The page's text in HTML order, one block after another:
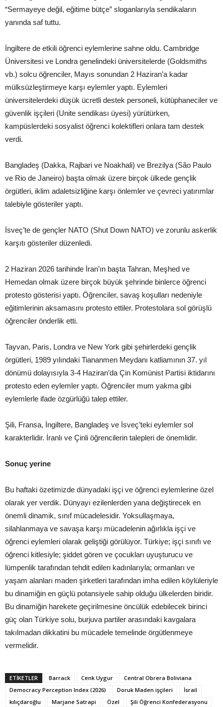
“Sermayeye değil, eğitime bütçe” sloganlarıyla sendikaların
yanında saf tuttu.
İngiltere de etkili öğrenci eylemlerine sahne oldu. Cambridge
Üniversitesi ve Londra genelindeki üniversitelerde (Goldsmiths
vb.) solcu öğrenciler, Mayıs sonundan 2 Haziran’a kadar
mülksüzleştirmeye karşı eylemler yaptı. Eylemleri
üniversitelerdeki düşük ücretli destek personeli, kütüphaneciler ve
güvenlik işçileri (Unite sendikası üyesi) yürütürken,
kampüslerdeki sosyalist öğrenci kolektifleri onlara tam destek
verdi.
Bangladeş (Dakka, Rajbari ve Noakhali) ve Brezilya (São Paulo
ve Rio de Janeiro) başta olmak üzere birçok ülkede gençlik
örgütleri, iklim adaletsizliğine karşı önlemler ve çevreci yatırımlar
talebiyle gösteriler yaptı.
İsveç’te de gençler NATO (Shut Down NATO) ve zorunlu askerlik
karşıtı gösteriler düzenledi.
2 Haziran 2026 tarihinde İran’ın başta Tahran, Meşhed ve
Hemedan olmak üzere birçok büyük şehrinde binlerce öğrenci
protesto gösterisi yaptı. Öğrenciler, savaş koşulları nedeniyle
eğitimlerinin aksamasını protesto ettiler. Protestolara sol görüşlü
öğrenciler önderlik etti.
Tayvan, Paris, Londra ve New York gibi şehirlerdeki gençlik
örgütleri, 1989 yılındaki Tiananmen Meydanı katliamının 37. yıl
dönümü dolayısıyla 3-4 Haziran’da Çin Komünist Partisi iktidarını
protesto eden eylemler yaptı. Öğrenciler mum yakma gibi
eylemlerle ifade özgürlüğü talep ettiler.
Şili, Fransa, İngiltere, Bangladeş ve İsveç’teki eylemler sol
karakterlidir. İranlı ve Çinli öğrencilerin talepleri de önemlidir.
Sonuç yerine
Bu haftaki özetimizde dünyadaki işçi ve öğrenci eylemlerine özel
olarak yer verdik. Dünyayı ezilenlerden yana değiştirecek en
önemli dinamik, sınıf mücadelesidir. Yoksullaşmaya,
silahlanmaya ve savaşa karşı mücadelenin ağırlıkla işçi ve
öğrenci eylemleri olarak geliştiği görülüyor. Türkiye; işçi sınıfı ve
öğrenci kitlesiyle; şiddet gören ve çocukları uyuşturucu ve
lümpenlik tarafından tehdit edilen kadınlarıyla; ormanları ve
yaşam alanları maden şirketleri tarafından imha edilen köylüleriyle
bu dinamiğin en güçlü potansiyele sahip olduğu ülkelerden biridir.
Bu dinamiğin harekete geçirilmesine öncülük edebilecek birinci
güç olan Türkiye solu, burjuva partiler arasındaki kavgalara
takılmadan dikkatini bu mücadele temelinde örgütlenmeye
vermelidir.
ETIKETLER Barrack Cenk Uygur
Central Obrera Boliviana
Democracy Perception Index (2026)
Doruk Maden işçileri
İsrail
kılıçdaroğlu
Marjane Satrapi Özel
Şili Öğrenci Konfederasyonu